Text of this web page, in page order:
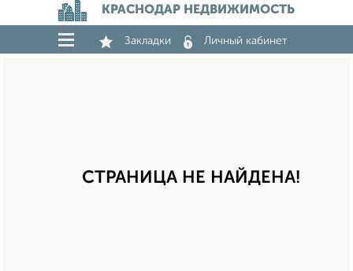
КРАСНОДАР НЕДВИЖИМОСТЬ
Закладки Личный кабинет
СТРАНИЦА НЕ НАЙДЕНА!